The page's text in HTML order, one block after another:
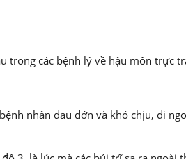
trong các bệnh lý về hậu môn trực
nhân đau đớn và khó chịu, đi